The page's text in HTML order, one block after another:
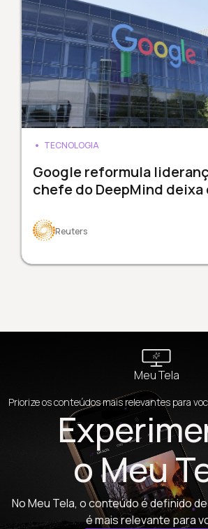
TECNOLOGIA
Google reformula
chefe do DeepMind deixa
Reuters
Meu Tela
Priorize os conteúdos mais relevantes para
o Meu
No Meu Tela, o conteúdo é definido
é mais relevante para